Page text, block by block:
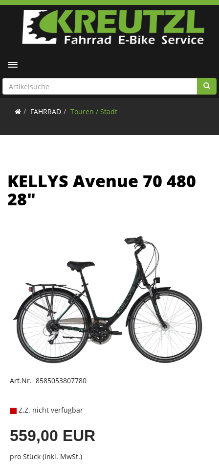
Toggle navigation
FAHRRAD Touren / Stadt
KELLYS Avenue 70 480
28"
Art.Nr. 8585053807780
Z.Z. nicht verfügbar
559,00 EUR
pro Stück (inkl. MwSt.)